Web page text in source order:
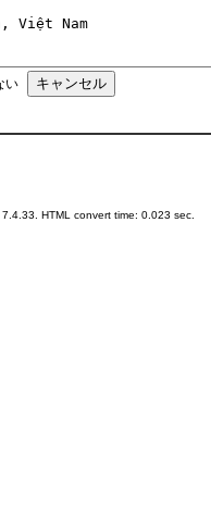
い
HTML convert time: 0.023 sec.